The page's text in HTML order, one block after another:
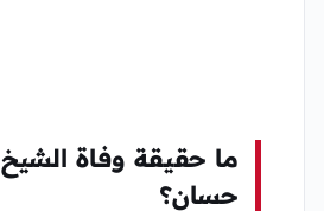
ما حقيقة وفاة
حسان؟